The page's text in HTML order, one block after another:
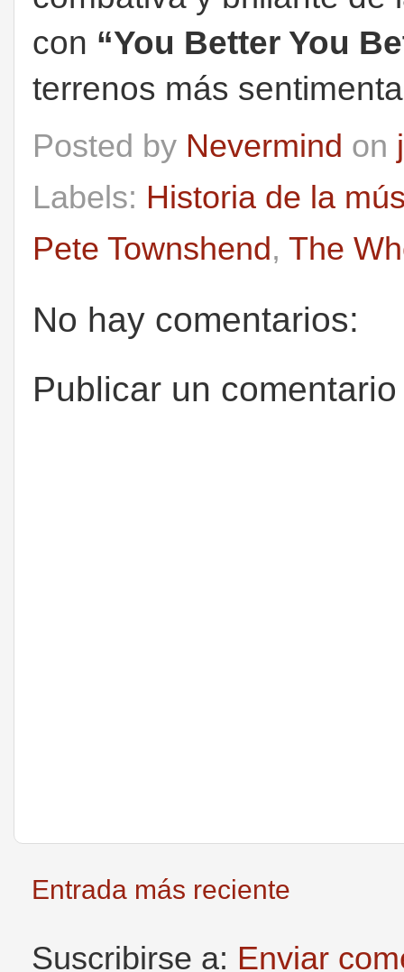
con “You Better You
terrenos más
Posted by Nevermind on
Labels: Historia de la
Pete Townshend , The
No hay comentarios:
Publicar un comentario
Entrada más reciente
Suscribirse a: Enviar